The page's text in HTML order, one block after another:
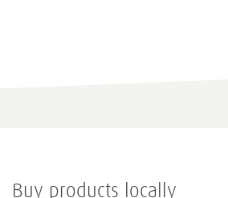
Buy products locally